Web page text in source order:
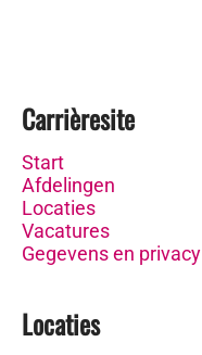
Carrièresite
Start
Afdelingen
Locaties
Vacatures
Gegevens en privacy
Locaties